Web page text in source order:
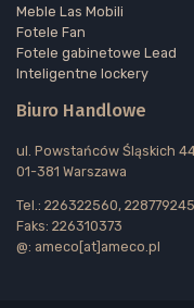
Meble Las Mobili
Fotele Fan
Fotele gabinetowe Lead
Inteligentne lockery
Biuro Handlowe
ul. Powstańców Śląskich
01-381 Warszawa
Tel.: 226322560, 228779245
Faks: 226310373
@: ameco[at]ameco.pl